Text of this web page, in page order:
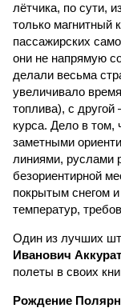
лётчика, по сути,
только магнитный
пассажирских
они не напрямую
делали весьма
увеличивало
топлива), с другой
курса. Дело в том,
заметными
линиями, руслами
безориентирной
покрытым снегом
температур,
Один из лучших
Иванович
полеты в своих
Рождение